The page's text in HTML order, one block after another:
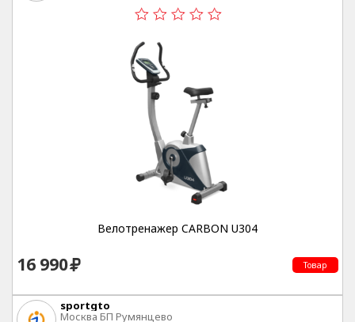
Велотренажер CARBON U304
16 990 Товар
sportgto
Москва БП Румянцево